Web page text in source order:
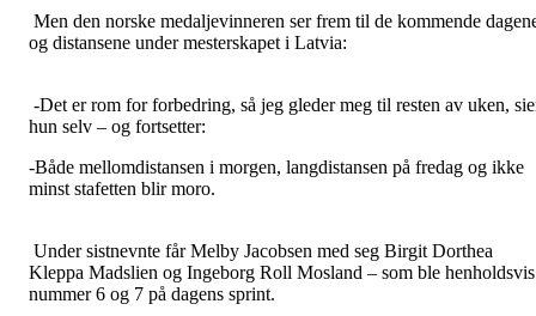
Men den norske medaljevinneren ser frem til de kommende
og distansene under mesterskapet i Latvia:
-Det er rom for forbedring, så jeg gleder meg til resten av uken,
hun selv – og fortsetter:
-Både mellomdistansen i morgen, langdistansen på fredag og ikke
minst stafetten blir moro.
Under sistnevnte får Melby Jacobsen med seg Birgit Dorthea
Kleppa Madslien og Ingeborg Roll Mosland – som ble henholdsvis
nummer 6 og 7 på dagens sprint.